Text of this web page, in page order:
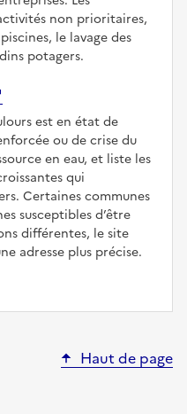
non prioritaires,
le lavage des
potagers.
est en état de
ou de crise du
en eau, et liste les
qui
Certaines communes
susceptibles d’être
différentes, le site
adresse plus précise.
Haut de page